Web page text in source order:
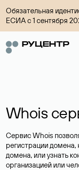
Обязательная
ЕСИА с 1 сентября
Whois
Сервис Whois
регистрации домена,
домена, или узнать
организацией или